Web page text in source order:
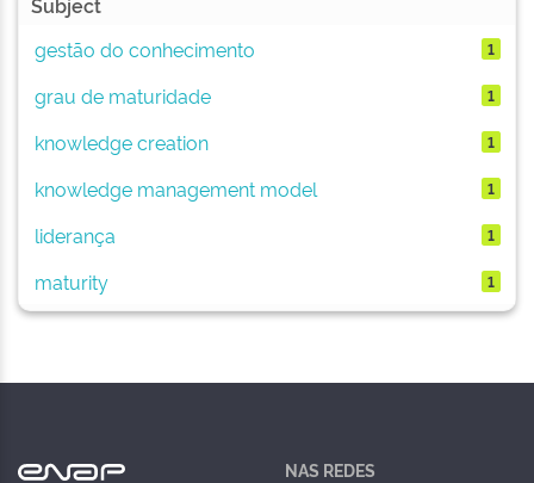
gestão do conhecimento
1
grau de maturidade 1
knowledge creation 1
knowledge management model 1
liderança 1
maturity 1
NAS REDES